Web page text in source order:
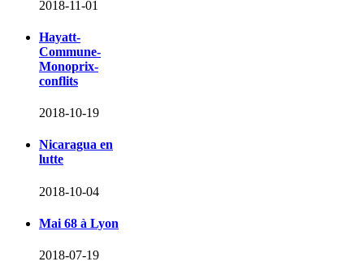
2018-11-01
Hayatt-
Commune-
Monoprix-
conflits
2018-10-19
Nicaragua en
lutte
2018-10-04
Mai 68 à Lyon
2018-07-19